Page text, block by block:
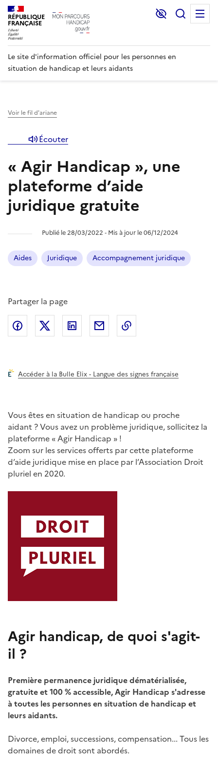
RÉPUBLIQUE
FRANÇAISE
Lecture et
Le site d'information officiel pour les personnes en
situation de handicap et leurs aidants
Voir le fil d'ariane
Écouter
« Agir Handicap », une
plateforme d’aide
juridique gratuite
Publié le 28/03/2022 ‐ Mis à jour le 06/12/2024
Aides Juridique Accompagnement juridique
Partager la page
Partager l'article surFacebook
Partager l'article sur X (anciennement
Partager l'article sur
Partager l'article par courriel
Accéder à la Bulle Elix - Langue des signes française
Vous êtes en situation de handicap ou proche
aidant ? Vous avez un problème juridique, sollicitez la
plateforme « Agir Handicap » !
Zoom sur les services offerts par cette plateforme
d’aide juridique mise en place par l’Association Droit
pluriel en 2020.
Agir handicap, de quoi s'agit-
il ?
Première permanence juridique dématérialisée,
gratuite et 100 % accessible, Agir Handicap s'adresse
à toutes les personnes en situation de handicap et
leurs aidants.
Divorce, emploi, successions, compensation... Tous les
domaines de droit sont abordés.